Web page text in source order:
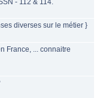
- 112 & 114.
diverses sur le métier }
France, ... connaitre